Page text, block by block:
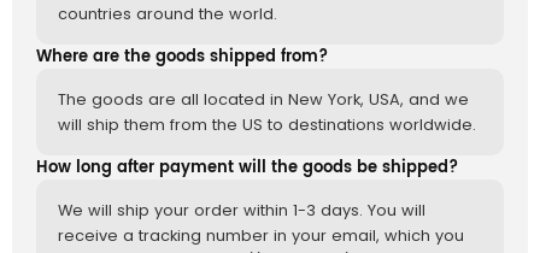
countries around the world.
Where are the goods shipped from?
The goods are all located in New York, USA, and we
will ship them from the US to destinations worldwide.
How long after payment will the goods be shipped?
We will ship your order within 1-3 days. You will
receive a tracking number in your email, which you